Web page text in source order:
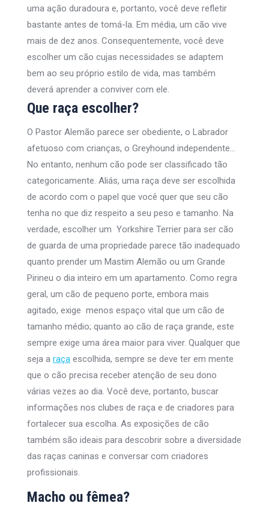
uma ação duradoura e, portanto, você deve refletir
bastante antes de tomá-la. Em média, um cão vive
mais de dez anos. Consequentemente, você deve
escolher um cão cujas necessidades se adaptem
bem ao seu próprio estilo de vida, mas também
deverá aprender a conviver com ele.
Que raça escolher?
O Pastor Alemão parece ser obediente, o Labrador
afetuoso com crianças, o Greyhound independente…
No entanto, nenhum cão pode ser classificado tão
categoricamente. Aliás, uma raça deve ser escolhida
de acordo com o papel que você quer que seu cão
tenha no que diz respeito a seu peso e tamanho. Na
verdade, escolher um Yorkshire Terrier para ser cão
de guarda de uma propriedade parece tão inadequado
quanto prender um Mastim Alemão ou um Grande
Pirineu o dia inteiro em um apartamento. Como regra
geral, um cão de pequeno porte, embora mais
agitado, exige menos espaço vital que um cão de
tamanho médio; quanto ao cão de raça grande, este
sempre exige uma área maior para viver. Qualquer que
seja a raça escolhida, sempre se deve ter em mente
que o cão precisa receber atenção de seu dono
várias vezes ao dia. Você deve, portanto, buscar
informações nos clubes de raça e de criadores para
fortalecer sua escolha. As exposições de cão
também são ideais para descobrir sobre a diversidade
das raças caninas e conversar com criadores
profissionais.
Macho ou fêmea?